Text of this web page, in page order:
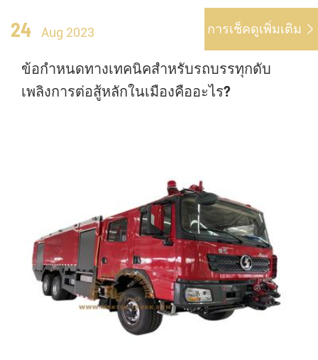
24 Aug 2023 การเช็คดูเพิ่มเติม 
ข้อกำหนดทางเทคนิคสำหรับรถบรรทุกดับ
เพลิงการต่อสู้หลักในเมืองคืออะไร?